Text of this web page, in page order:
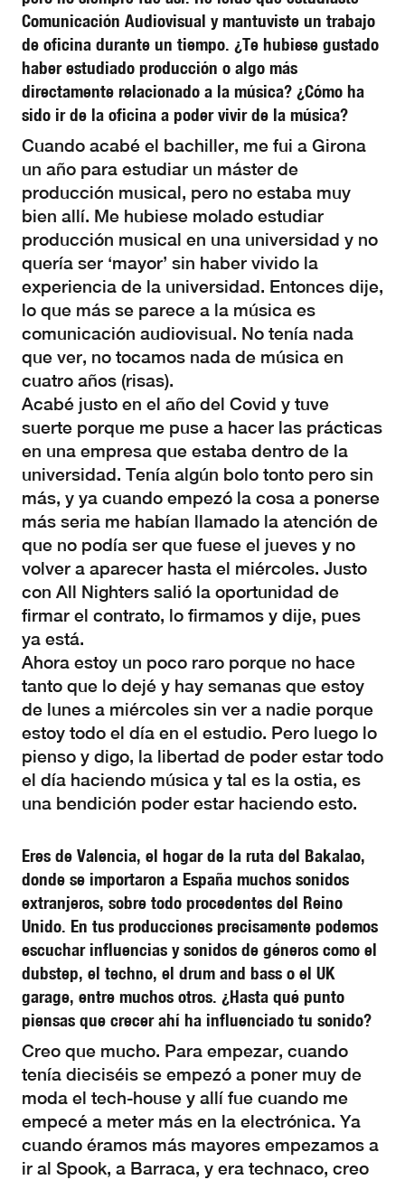
Comunicación Audiovisual y mantuviste un trabajo
de oficina durante un tiempo. ¿Te hubiese gustado
haber estudiado producción o algo más
directamente relacionado a la música? ¿Cómo ha
sido ir de la oficina a poder vivir de la música?
Cuando acabé el bachiller, me fui a Girona
un año para estudiar un máster de
producción musical, pero no estaba muy
bien allí. Me hubiese molado estudiar
producción musical en una universidad y no
quería ser ‘mayor’ sin haber vivido la
experiencia de la universidad. Entonces dije,
lo que más se parece a la música es
comunicación audiovisual. No tenía nada
que ver, no tocamos nada de música en
cuatro años (risas).
Acabé justo en el año del Covid y tuve
suerte porque me puse a hacer las prácticas
en una empresa que estaba dentro de la
universidad. Tenía algún bolo tonto pero sin
más, y ya cuando empezó la cosa a ponerse
más seria me habían llamado la atención de
que no podía ser que fuese el jueves y no
volver a aparecer hasta el miércoles. Justo
con All Nighters salió la oportunidad de
firmar el contrato, lo firmamos y dije, pues
ya está.
Ahora estoy un poco raro porque no hace
tanto que lo dejé y hay semanas que estoy
de lunes a miércoles sin ver a nadie porque
estoy todo el día en el estudio. Pero luego lo
pienso y digo, la libertad de poder estar todo
el día haciendo música y tal es la ostia, es
una bendición poder estar haciendo esto.
Eres de Valencia, el hogar de la ruta del Bakalao,
donde se importaron a España muchos sonidos
extranjeros, sobre todo procedentes del Reino
Unido. En tus producciones precisamente podemos
escuchar influencias y sonidos de géneros como el
dubstep, el techno, el drum and bass o el UK
garage, entre muchos otros. ¿Hasta qué punto
piensas que crecer ahí ha influenciado tu sonido?
Creo que mucho. Para empezar, cuando
tenía dieciséis se empezó a poner muy de
moda el tech-house y allí fue cuando me
empecé a meter más en la electrónica. Ya
cuando éramos más mayores empezamos a
ir al Spook, a Barraca, y era technaco, creo